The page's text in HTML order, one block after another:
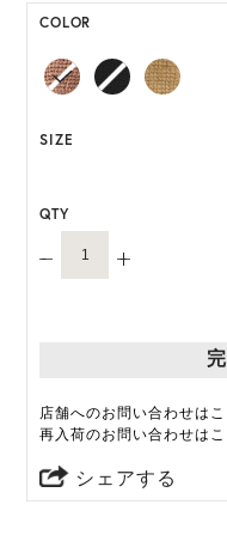
*天然素材を用いた
HAT BOX に収納で
COLOR
SIZE
QTY
店舗へのお問い合わせは
再入荷のお問い合わせは
シェアする